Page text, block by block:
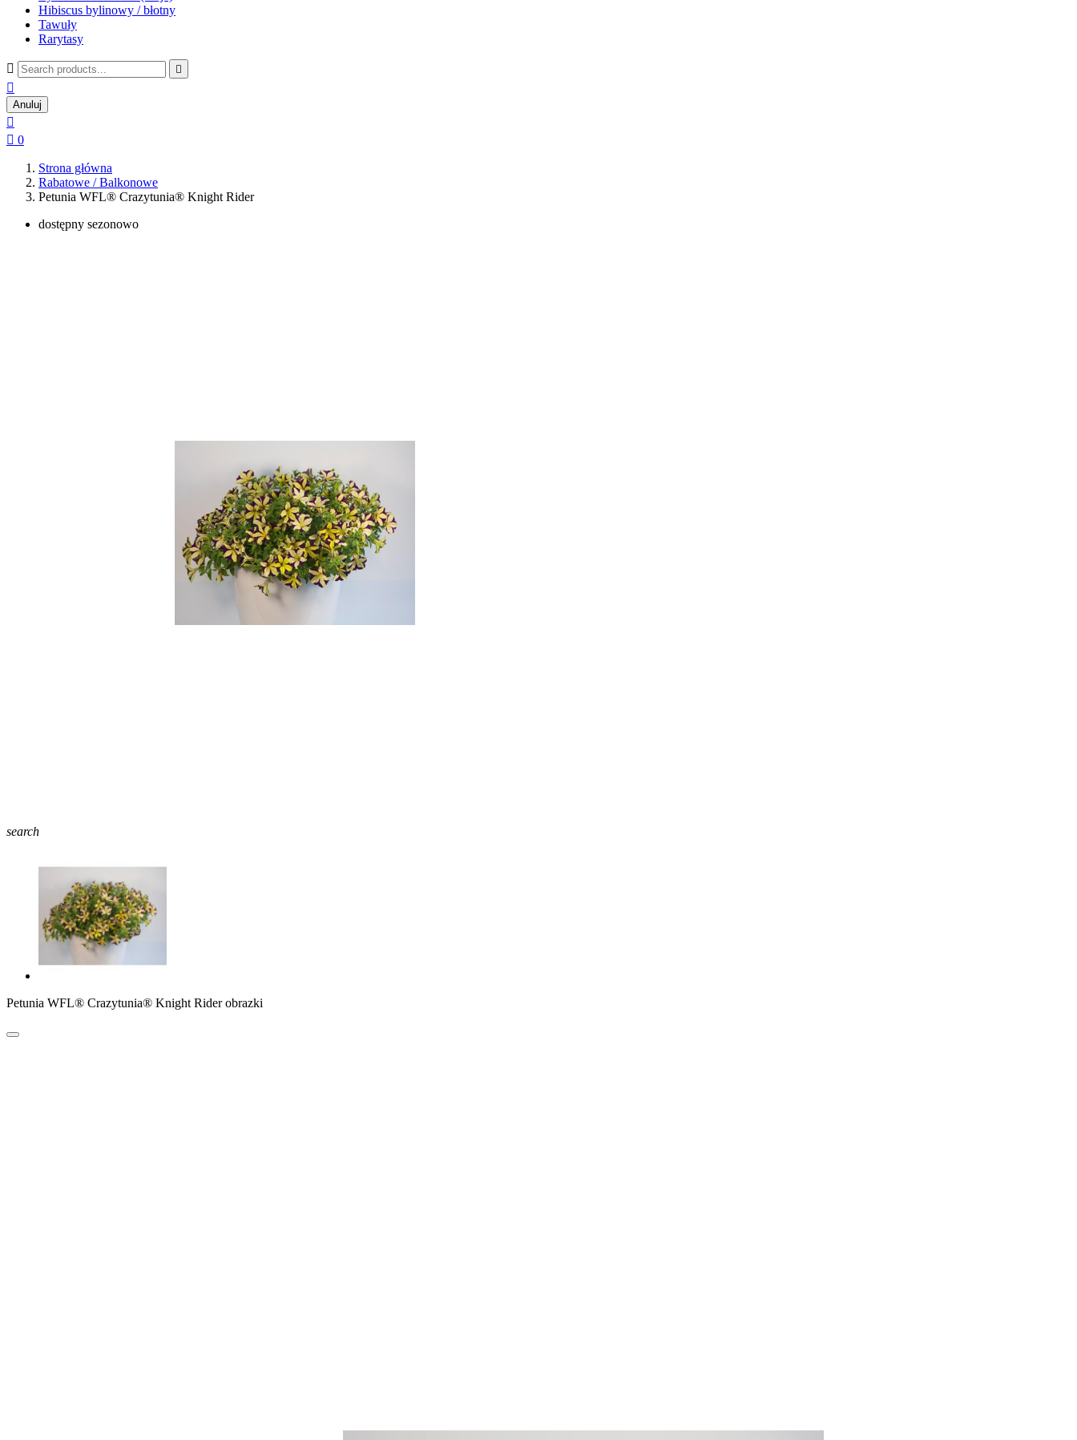
Hibiscus bylinowy / błotny
Tawuły
Rarytasy
 

Anuluj

 0
Strona główna
Rabatowe / Balkonowe
Petunia WFL® Crazytunia® Knight Rider
dostępny sezonowo
search
Petunia WFL® Crazytunia® Knight Rider obrazki